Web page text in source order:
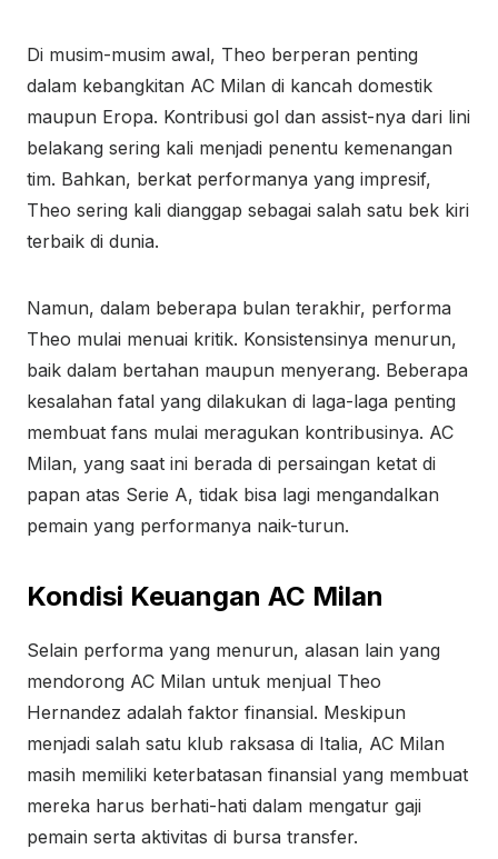
Di musim-musim awal, Theo berperan penting
dalam kebangkitan AC Milan di kancah domestik
maupun Eropa. Kontribusi gol dan assist-nya dari lini
belakang sering kali menjadi penentu kemenangan
tim. Bahkan, berkat performanya yang impresif,
Theo sering kali dianggap sebagai salah satu bek kiri
terbaik di dunia.
Namun, dalam beberapa bulan terakhir, performa
Theo mulai menuai kritik. Konsistensinya menurun,
baik dalam bertahan maupun menyerang. Beberapa
kesalahan fatal yang dilakukan di laga-laga penting
membuat fans mulai meragukan kontribusinya. AC
Milan, yang saat ini berada di persaingan ketat di
papan atas Serie A, tidak bisa lagi mengandalkan
pemain yang performanya naik-turun.
Kondisi Keuangan AC Milan
Selain performa yang menurun, alasan lain yang
mendorong AC Milan untuk menjual Theo
Hernandez adalah faktor finansial. Meskipun
menjadi salah satu klub raksasa di Italia, AC Milan
masih memiliki keterbatasan finansial yang membuat
mereka harus berhati-hati dalam mengatur gaji
pemain serta aktivitas di bursa transfer.